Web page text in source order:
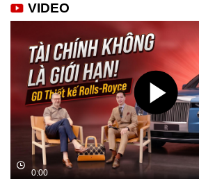
VIDEO
0:00